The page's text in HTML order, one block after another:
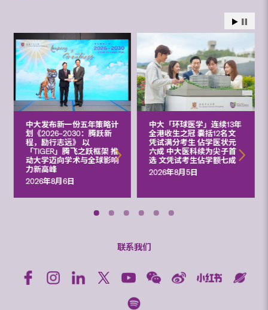
中大发布新一份五年策略计
划《2026‒2030：腾跃新
程，励行志远》 以
「TIGER」腾飞之跃框架 推
动大学迈向学术与全球影响
力新高峰
2026年8月6日
中大「环球医学」连续13年
全港收生之冠 囊括12名文
凭试满分考生 佔学医状元
六成 中大医科续为尖子首
选 文凭试考生佔学额七成
2026年8月5日
联系我们